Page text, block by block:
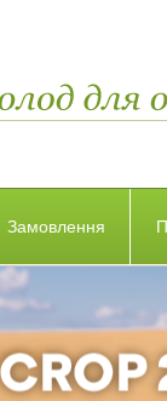
Замовлення